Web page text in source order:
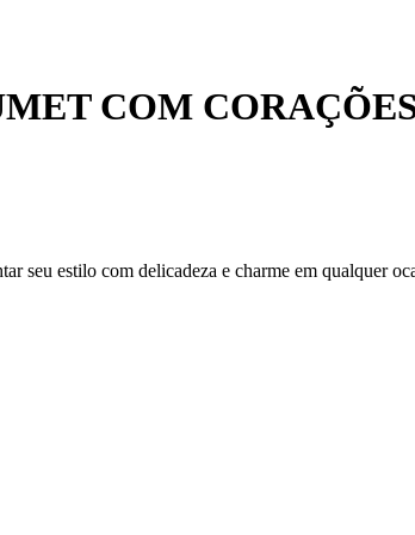
COM
seu estilo com delicadeza e charme em qualquer